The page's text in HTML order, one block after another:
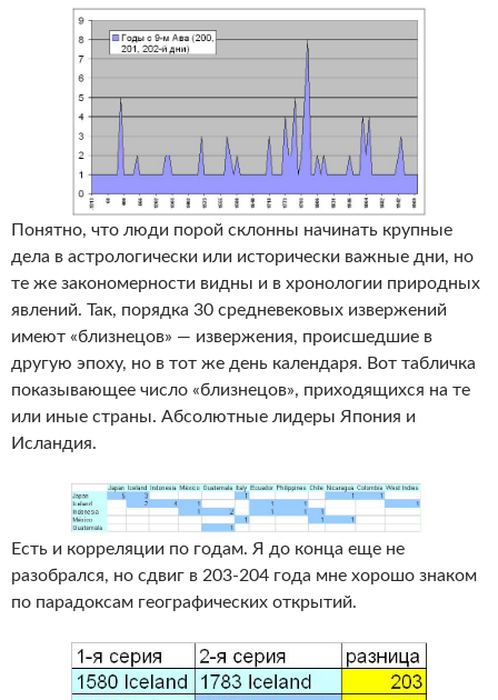
Понятно, что люди порой склонны начинать крупные
дела в астрологически или исторически важные дни, но
те же закономерности видны и в хронологии природных
явлений. Так, порядка 30 средневековых извержений
имеют «близнецов» — извержения, происшедшие в
другую эпоху, но в тот же день календаря. Вот табличка
показывающее число «близнецов», приходящихся на те
или иные страны. Абсолютные лидеры Япония и
Исландия.
Есть и корреляции по годам. Я до конца еще не
разобрался, но сдвиг в 203-204 года мне хорошо знаком
по парадоксам географических открытий.